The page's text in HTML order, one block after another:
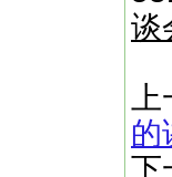
谈
的
下